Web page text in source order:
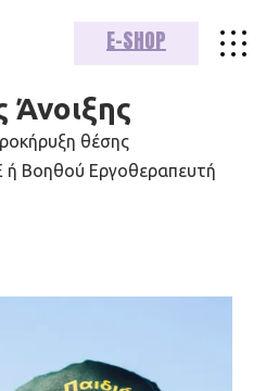
E-SHOP
Άνοιξης
θέσης
Βοηθού Εργοθεραπευτή